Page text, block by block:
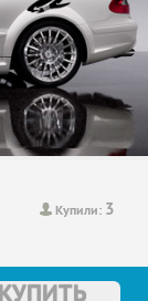
Купили: 3
КУПИТЬ